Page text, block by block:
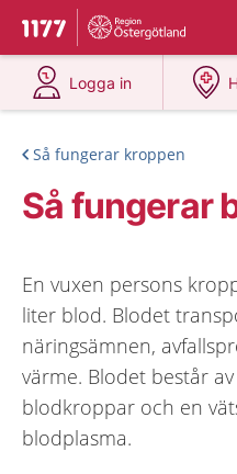
Till startsidan för 1177
Du har valt region
Logga in
på 1177.se
Så fungerar kroppen
Så fungerar
En vuxen persons
liter blod. Blodet
näringsämnen,
värme. Blodet består
blodkroppar och en
blodplasma.